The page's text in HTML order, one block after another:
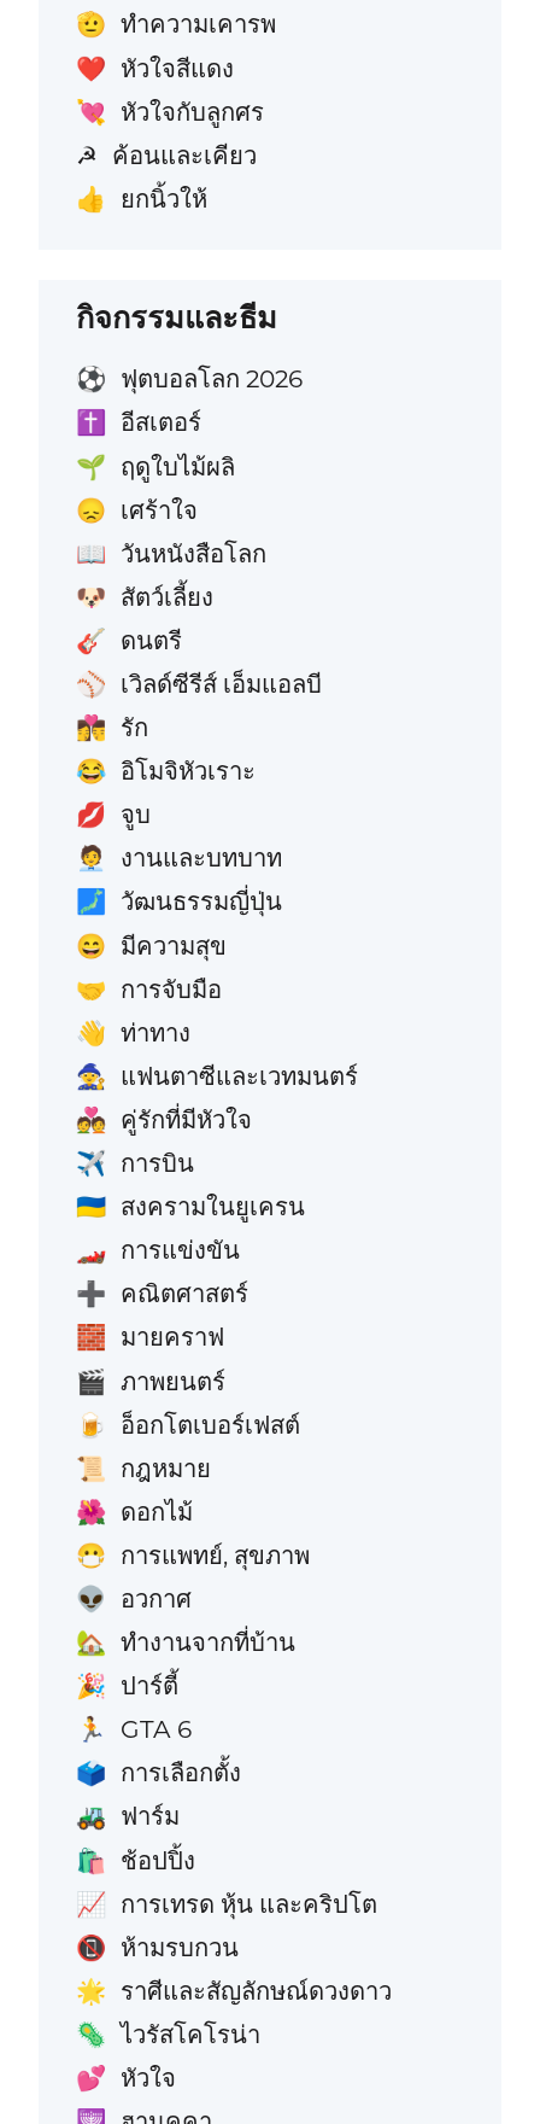
🫡 ทำความเคารพ
❤️ หัวใจสีแดง
💘 หัวใจกับลูกศร
☭ ค้อนและเคียว
👍 ยกนิ้วให้
กิจกรรมและธีม
⚽ ฟุตบอลโลก 2026
✝️ อีสเตอร์
🌱 ฤดูใบไม้ผลิ
😞 เศร้าใจ
📖 วันหนังสือโลก
🐶 สัตว์เลี้ยง
🎸 ดนตรี
⚾ เวิลด์ซีรีส์ เอ็มแอลบี
👩‍❤️‍💋‍👨 รัก
😂 อิโมจิหัวเราะ
💋 จูบ
🧑‍💼 งานและบทบาท
🗾 วัฒนธรรมญี่ปุ่น
😄 มีความสุข
🤝 การจับมือ
👋 ท่าทาง
🧙 แฟนตาซีและเวทมนตร์
💑 คู่รักที่มีหัวใจ
✈️ การบิน
🇺🇦 สงครามในยูเครน
🏎️ การแข่งขัน
➕ คณิตศาสตร์
🧱 มายคราฟ
🎬 ภาพยนตร์
🍺 อ็อกโตเบอร์เฟสต์
📜 กฎหมาย
🌺 ดอกไม้
😷 การแพทย์, สุขภาพ
👽 อวกาศ
🏡 ทำงานจากที่บ้าน
🎉 ปาร์ตี้
🏃 GTA 6
🗳️ การเลือกตั้ง
🚜 ฟาร์ม
🛍️ ช้อปปิ้ง
📈 การเทรด หุ้น และคริปโต
📵 ห้ามรบกวน
🌟 ราศีและสัญลักษณ์ดวงดาว
🦠 ไวรัสโคโรน่า
💕 หัวใจ